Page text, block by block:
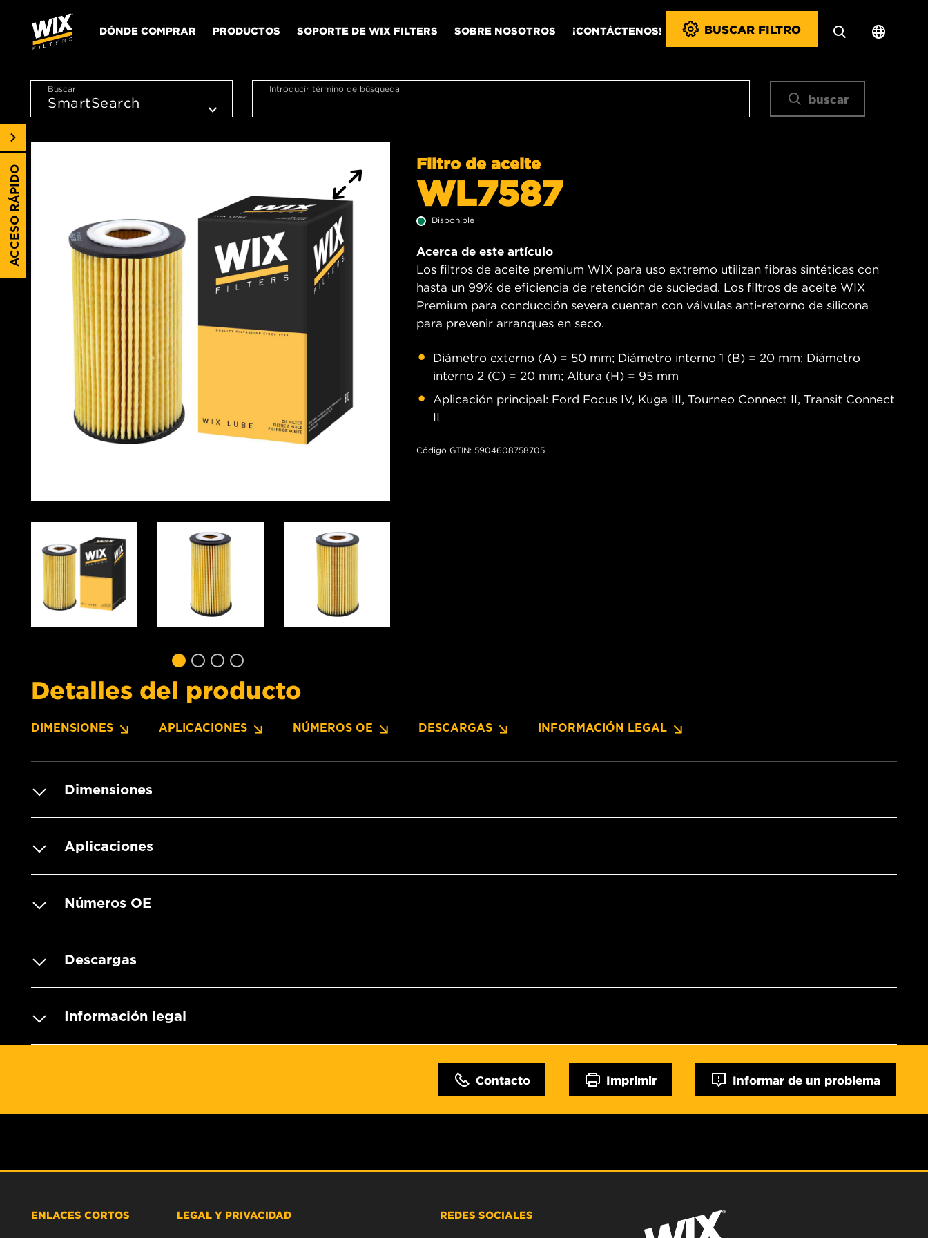
DÓNDE COMPRAR PRODUCTOS SOPORTE DE WIX FILTERS SOBRE NOSOTROS ¡CONTÁCTENOS! BUSCAR FILTRO
Buscar Introducir término de búsqueda
buscar
Filtro de aceite
WL7587
Disponible
Acerca de este artículo
Los filtros de aceite premium WIX para uso extremo utilizan fibras sintéticas con
hasta un 99% de eficiencia de retención de suciedad. Los filtros de aceite WIX
Premium para conducción severa cuentan con válvulas anti-retorno de silicona
para prevenir arranques en seco.
Diámetro externo (A) = 50 mm; Diámetro interno 1 (B) = 20 mm; Diámetro
interno 2 (C) = 20 mm; Altura (H) = 95 mm
Aplicación principal: Ford Focus IV, Kuga III, Tourneo Connect II, Transit Connect
II
Código GTIN: 5904608758705
Detalles del producto
DIMENSIONES APLICACIONES NÚMEROS OE DESCARGAS INFORMACIÓN LEGAL
Dimensiones
Aplicaciones
Números OE
Descargas
Información legal
Contacto Imprimir Informar de un problema
ACCESO RÁPIDO
ENLACES CORTOS LEGAL Y PRIVACIDAD REDES SOCIALES